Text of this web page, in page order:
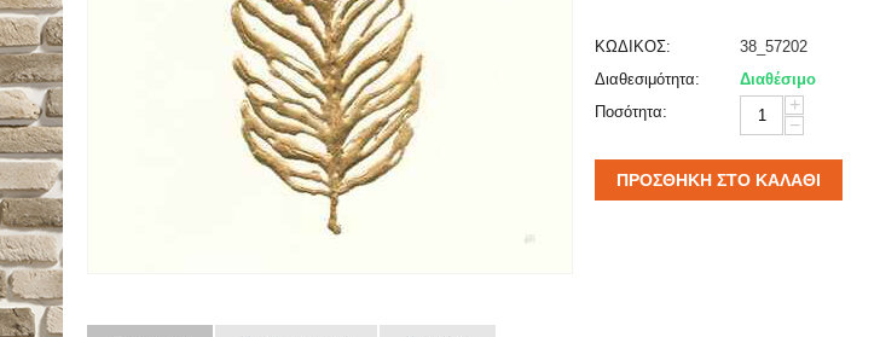
ΚΩΔΙΚΟΣ:
38_57202
Διαθεσιμότητα:
Διαθέσιμο
Ποσότητα:
+
−
ΠΡΟΣΘΉΚΗ ΣΤΟ ΚΑΛΆΘΙ